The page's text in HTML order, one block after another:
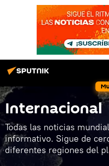
Internacional
Todas las noticias
informativo. Sigue de
diferentes regiones del